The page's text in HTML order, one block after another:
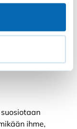
on vaikeaa
ihme,